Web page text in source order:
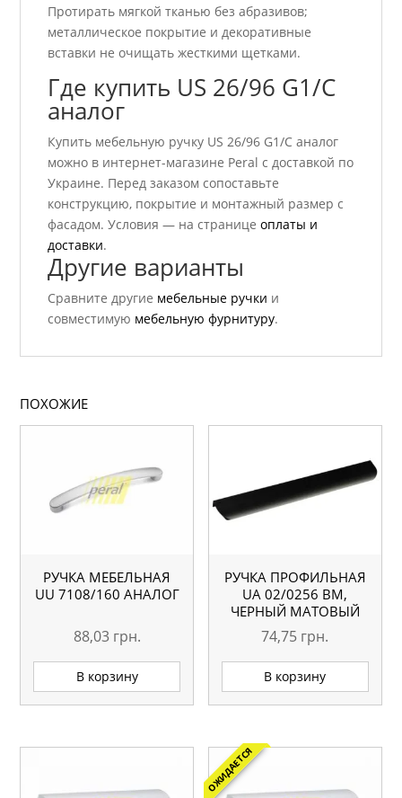
Протирать мягкой тканью без абразивов;
металлическое покрытие и декоративные
вставки не очищать жесткими щетками.
Где купить US 26/96 G1/C
аналог
Купить мебельную ручку US 26/96 G1/C аналог
можно в интернет-магазине Peral с доставкой по
Украине. Перед заказом сопоставьте
конструкцию, покрытие и монтажный размер с
фасадом. Условия — на страницеоплаты и
доставки.
Другие варианты
Сравните другие мебельные ручки и
совместимую мебельную фурнитуру.
ПОХОЖИЕ
РУЧКА МЕБЕЛЬНАЯ
UU 7108/160 АНАЛОГ
88,03 грн.
В корзину
РУЧКА ПРОФИЛЬНАЯ
UA 02/0256 BM,
ЧЕРНЫЙ МАТОВЫЙ
74,75 грн.
В корзину
ОЖИДАЕТСЯ